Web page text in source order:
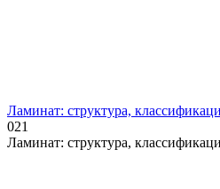
Ламинат: структура,
021
Ламинат: структура,